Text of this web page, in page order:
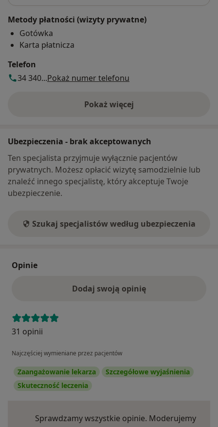
Metody płatności (wizyty prywatne)
Gotówka
Karta płatnicza
Telefon
34 340...Pokaż numer telefonu
Pokaż więcej
o adresie
Ubezpieczenia - brak akceptowanych
Ten specjalista przyjmuje wyłącznie pacjentów
prywatnych. Możesz opłacić wizytę samodzielnie lub
znaleźć innego specjalistę, który akceptuje Twoje
ubezpieczenie.
Szukaj specjalistów według ubezpieczenia
Opinie
Dodaj swoją opinię
31 opinii
Najczęściej wymieniane przez pacjentów
Zaangażowanie lekarza
Szczegółowe wyjaśnienia
Skuteczność leczenia
Sprawdzamy wszystkie opinie. Moderujemy